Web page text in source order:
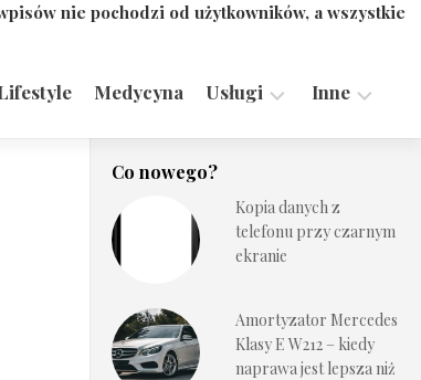
nie pochodzi od użytkowników, a wszystkie
Medycyna Usługi
Technologie
Inne
Co nowego?
Kopia danych z
telefonu przy czarnym
ekranie
Amortyzator Mercedes
Klasy E W212 – kiedy
naprawa jest lepsza niż